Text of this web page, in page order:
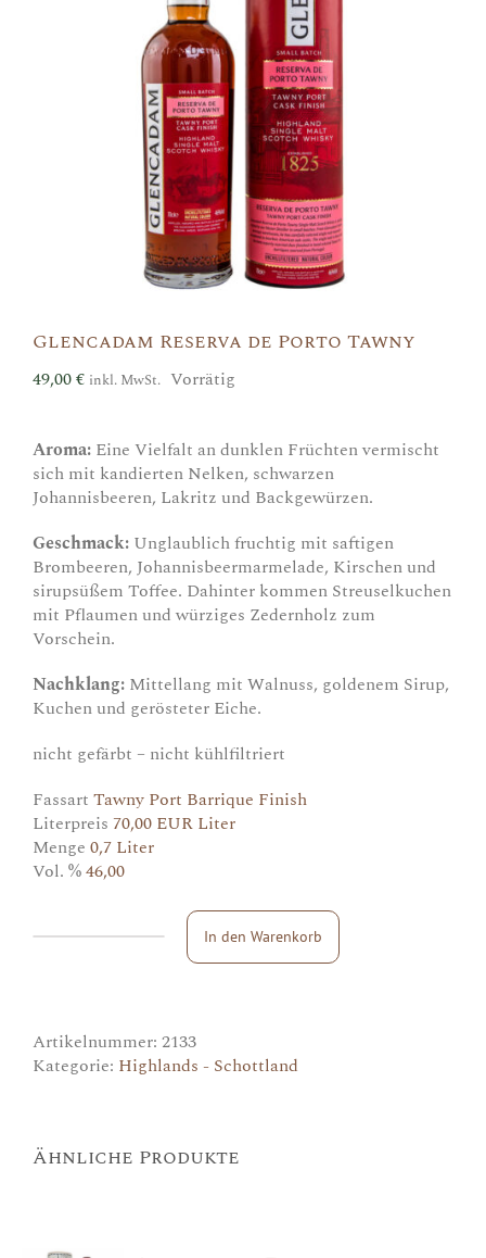
Glencadam Reserva de Porto Tawny
49,00€ inkl. MwSt. Vorrätig
Aroma: Eine Vielfalt an dunklen Früchten vermischt
sich mit kandierten Nelken, schwarzen
Johannisbeeren, Lakritz und Backgewürzen.
Geschmack: Unglaublich fruchtig mit saftigen
Brombeeren, Johannisbeermarmelade, Kirschen und
sirupsüßem Toffee. Dahinter kommen Streuselkuchen
mit Pflaumen und würziges Zedernholz zum
Vorschein.
Nachklang: Mittellang mit Walnuss, goldenem Sirup,
Kuchen und gerösteter Eiche.
nicht gefärbt – nicht kühlfiltriert
Fassart Tawny Port Barrique Finish
Literpreis 70,00 EUR Liter
Menge 0,7 Liter
Vol. %46,00
In den Warenkorb
Artikelnummer: 2133
Kategorie: Highlands - Schottland
Ähnliche Produkte